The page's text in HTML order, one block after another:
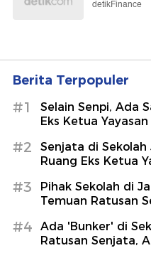
detikFinance
Berita Terpopuler
#1
Selain Senpi, Ada
Eks Ketua
#2
Senjata di
Ruang Eks Ketua
#3
Pihak Sekolah di
Temuan Ratusan
#4
Ada 'Bunker' di
Ratusan Senjata,